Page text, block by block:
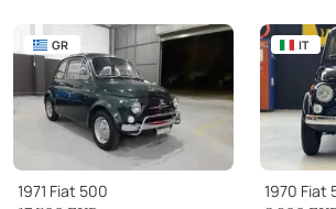
GR
1971 Fiat 500
IT
1970 Fiat